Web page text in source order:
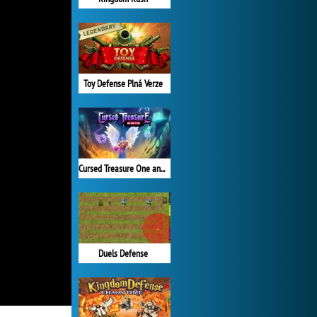
Toy Defense Plná Verze
Cursed Treasure One and Half
Duels Defense